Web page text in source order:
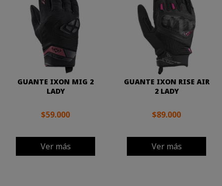
GUANTE IXON MIG 2
LADY
$59.000
Ver más
GUANTE IXON RISE AIR
2 LADY
$89.000
Ver más